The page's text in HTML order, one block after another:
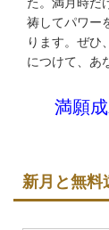
た。満月時だ
祷してパワー
ります。ぜひ
につけて、あ
満願
新月と無料